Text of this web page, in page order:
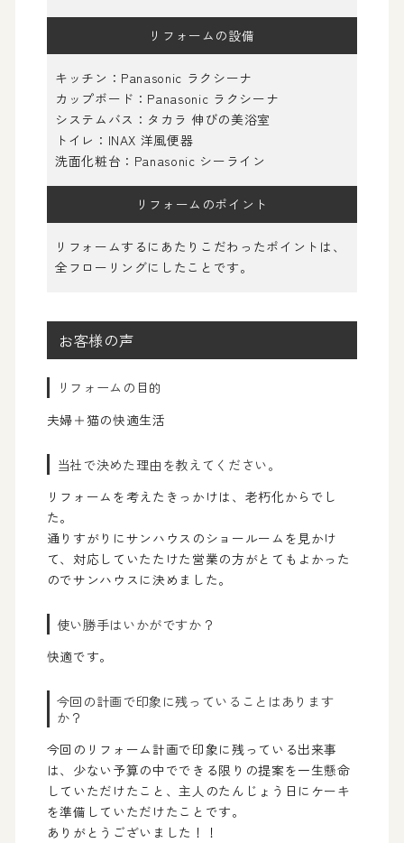
リフォームの設備
キッチン：Panasonic ラクシーナ
カップボード：Panasonic ラクシーナ
システムバス：タカラ 伸びの美浴室
トイレ：INAX 洋風便器
洗面化粧台：Panasonic シーライン
リフォームのポイント
リフォームするにあたりこだわったポイントは、
全フローリングにしたことです。
お客様の声
リフォームの目的
夫婦＋猫の快適生活
当社で決めた理由を教えてください。
リフォームを考えたきっかけは、老朽化からでし
た。
通りすがりにサンハウスのショールームを見かけ
て、対応していたたけた営業の方がとてもよかった
のでサンハウスに決めました。
使い勝手はいかがですか？
快適です。
今回の計画で印象に残っていることはあります
か？
今回のリフォーム計画で印象に残っている出来事
は、少ない予算の中でできる限りの提案を一生懸命
していただけたこと、主人のたんじょう日にケーキ
を準備していただけたことです。
ありがとうございました！！